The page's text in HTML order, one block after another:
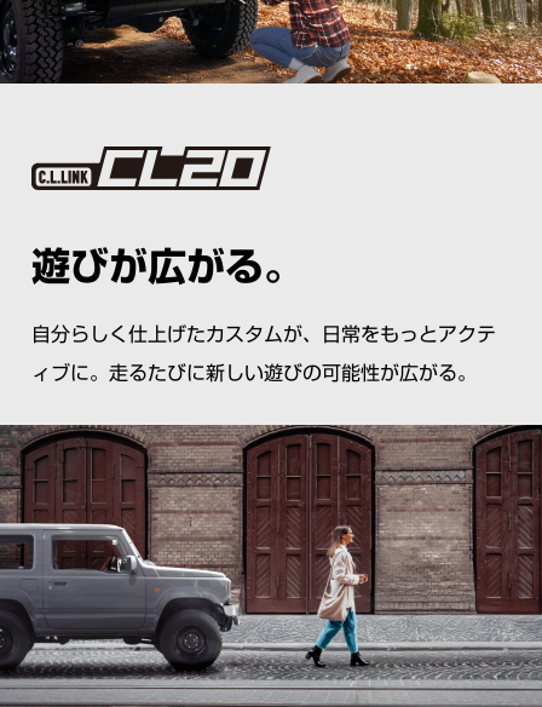
遊びが広がる。
自分らしく仕上げたカスタムが、日常をもっとアクテ
ィブに。走るたびに新しい遊びの可能性が広がる。